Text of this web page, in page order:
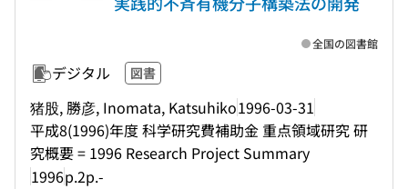
デジタル 図書
猪股, 勝彦, Inomata, Katsuhiko1996-03-31
平成8(1996)年度 科学研究費補助金 重点領域研究 研
究概要 = 1996 Research Project Summary
1996p.2p.-
全国の図書館